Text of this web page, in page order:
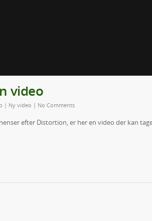
video
| Ny video | No Comments
efter Distortion, er her en video der kan